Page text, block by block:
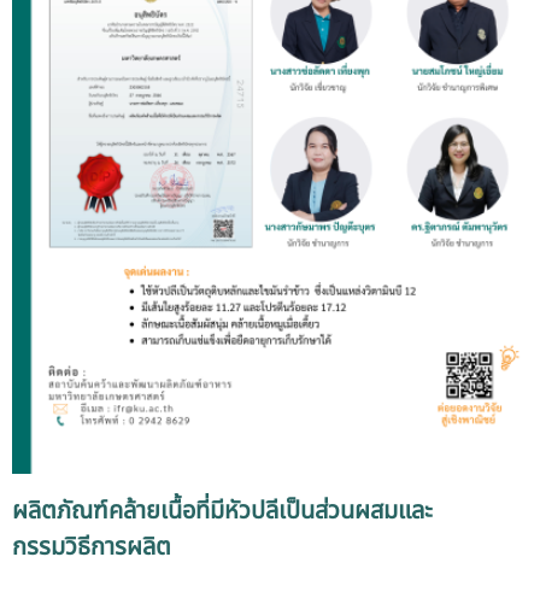
ผลิตภัณฑ์คล้ายเนื้อที่มีหัวปลีเป็นส่วนผสมและ
กรรมวิธีการผลิต